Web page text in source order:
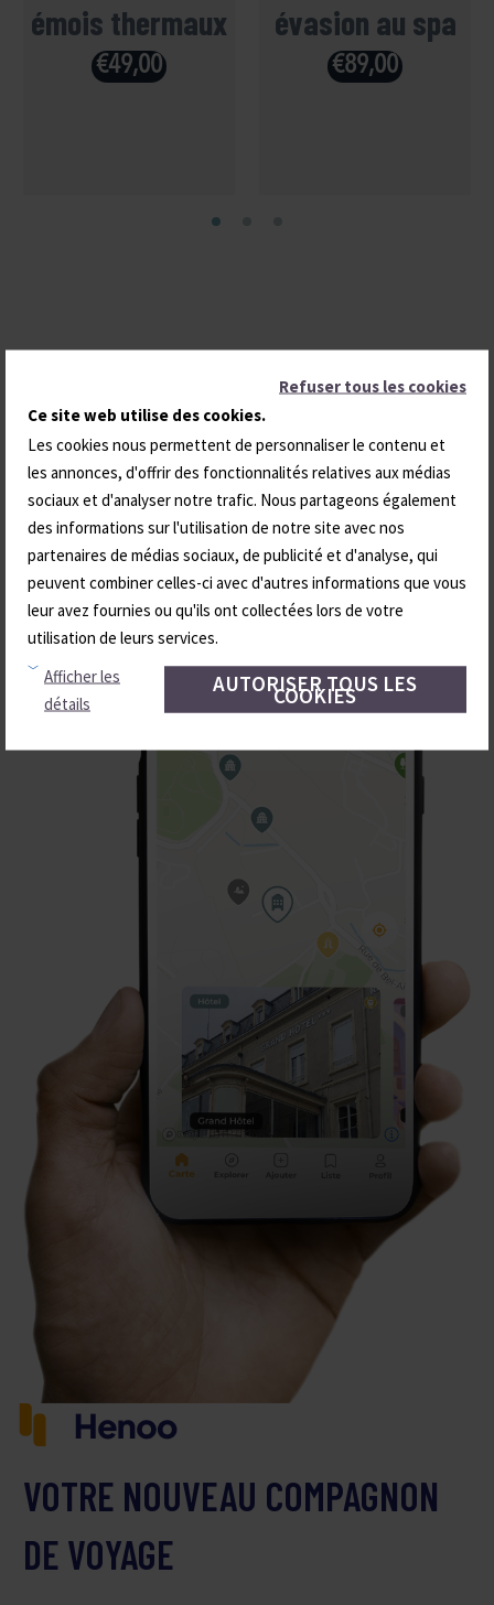
Refuser tous les cookies
Ce site web utilise des cookies.
Les cookies nous permettent de personnaliser le contenu et
les annonces, d'offrir des fonctionnalités relatives aux médias
sociaux et d'analyser notre trafic. Nous partageons également
des informations sur l'utilisation de notre site avec nos
partenaires de médias sociaux, de publicité et d'analyse, qui
peuvent combiner celles-ci avec d'autres informations que vous
leur avez fournies ou qu'ils ont collectées lors de votre
utilisation de leurs services.
AUTORISER TOUS LES
COOKIES
Afficher les
détails
émois thermaux
€49,00
évasion au spa
€89,00
7
7
VOTRE NOUVEAU COMPAGNON
DE VOYAGE